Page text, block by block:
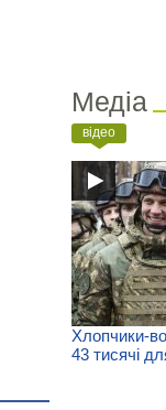
Медіа
відео
Хлопчики-
43 тисячі